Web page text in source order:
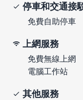
停車和交通接
免費自助停車
上網服務
免費無線上網
電腦工作站
其他服務